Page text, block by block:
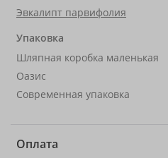
Эвкалипт парвифолия
Упаковка
Шляпная коробка маленькая
Оазис
Современная упаковка
Оплата